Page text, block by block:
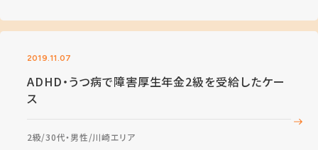
2019.11.07
ADHD・うつ病で障害厚生年金2級を受給したケー
ス
2級 30代・男性 川崎エリア